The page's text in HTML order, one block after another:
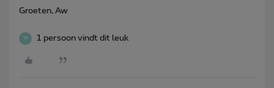
Groeten, Aw
W 1 persoon vindt dit leuk